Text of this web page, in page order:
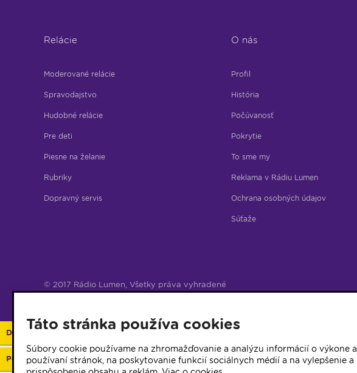
Relácie
Moderované relácie
Spravodajstvo
Hudobné relácie
Pre deti
Piesne na želanie
Rubriky
Dopravný servis
O nás
Profil
História
Počúvanosť
Pokrytie
To sme my
Reklama v Rádiu Lumen
Ochrana osobných údajov
Súťaže
© 2017 Rádio Lumen, Všetky práva vyhradené
Darujte 2%
Podporte vaše rádio
Táto stránka používa cookies
Súbory cookie používame na zhromažďovanie a analýzu informácií o výkone a
používaní stránok, na poskytovanie funkcií sociálnych médií a na vylepšenie a